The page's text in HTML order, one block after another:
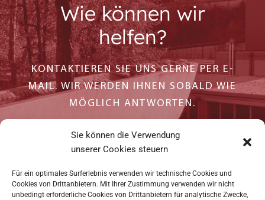
Sie können die Verwendung
unserer Cookies steuern
Für ein optimales Surferlebnis verwenden wir technische Cookies und
Cookies von Drittanbietern. Mit Ihrer Zustimmung verwenden wir nicht
unbedingt erforderliche Cookies von Drittanbietern für analytische Zwecke,
Wie können wir
helfen?
KONTAKTIEREN SIE UNS GERNE PER E-
MAIL. WIR WERDEN IHNEN SOBALD WIE
MÖGLICH ANTWORTEN.
KONTAKT